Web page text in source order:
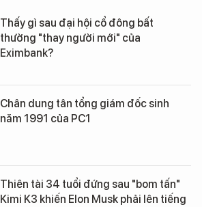
Thấy gì sau đại hội cổ đông bất
thường "thay người mới" của
Eximbank?
Chân dung tân tổng giám đốc sinh
năm 1991 của PC1
Thiên tài 34 tuổi đứng sau "bom tấn"
Kimi K3 khiến Elon Musk phải lên tiếng